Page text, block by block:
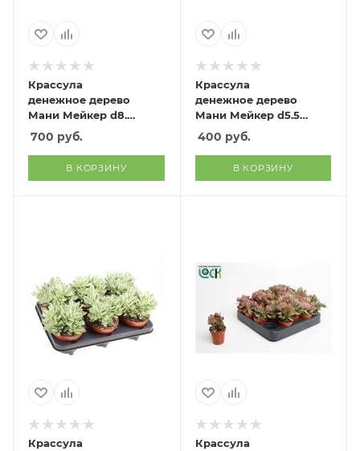
Крассула
денежное дерево
Мани Мейкер d8.5
см h10 см
700 руб.
В КОРЗИНУ
Крассула
денежное дерево
Мани Мейкер d5.5
см h10 см
400 руб.
В КОРЗИНУ
Крассула
Крассула